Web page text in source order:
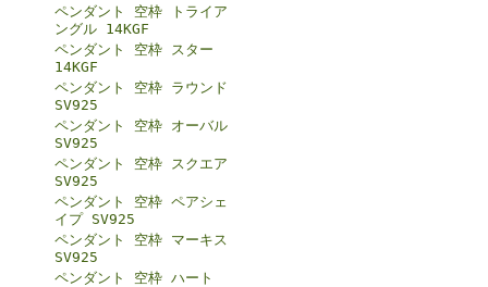
ペンダント 空枠 トライア
ングル 14KGF
ペンダント 空枠 スター
14KGF
ペンダント 空枠 ラウンド
SV925
ペンダント 空枠 オーバル
SV925
ペンダント 空枠 スクエア
SV925
ペンダント 空枠 ペアシェ
イプ SV925
ペンダント 空枠 マーキス
SV925
ペンダント 空枠 ハート